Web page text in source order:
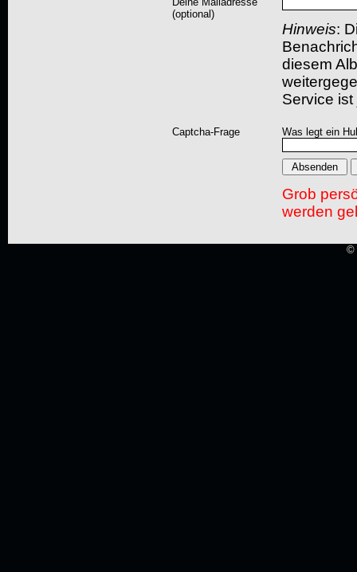
(optional)
Hinweis:
diesem
Service
Captcha-Frage Was legt ein
Grob
werden
©